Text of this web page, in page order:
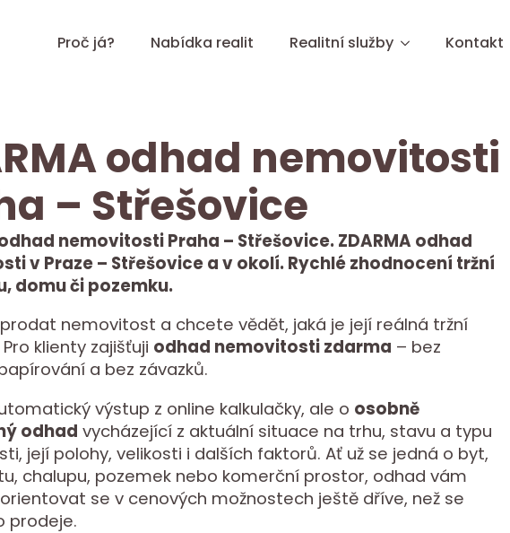
Proč já? Nabídka realit Realitní služby Kontakt
odhad nemovitosti
– Střešovice
odhad nemovitosti Praha – Střešovice. ZDARMA odhad
v Praze – Střešovice a v okolí. Rychlé zhodnocení tržní
domu či pozemku.
nemovitost a chcete vědět, jaká je její reálná tržní
klienty zajišťuji odhad nemovitosti zdarma – bez
a bez závazků.
výstup z online kalkulačky, ale o osobně
odhad vycházející z aktuální situace na trhu, stavu a typu
její polohy, velikosti i dalších faktorů. Ať už se jedná o byt,
chalupu, pozemek nebo komerční prostor, odhad vám
se v cenových možnostech ještě dříve, než se
prodeje.